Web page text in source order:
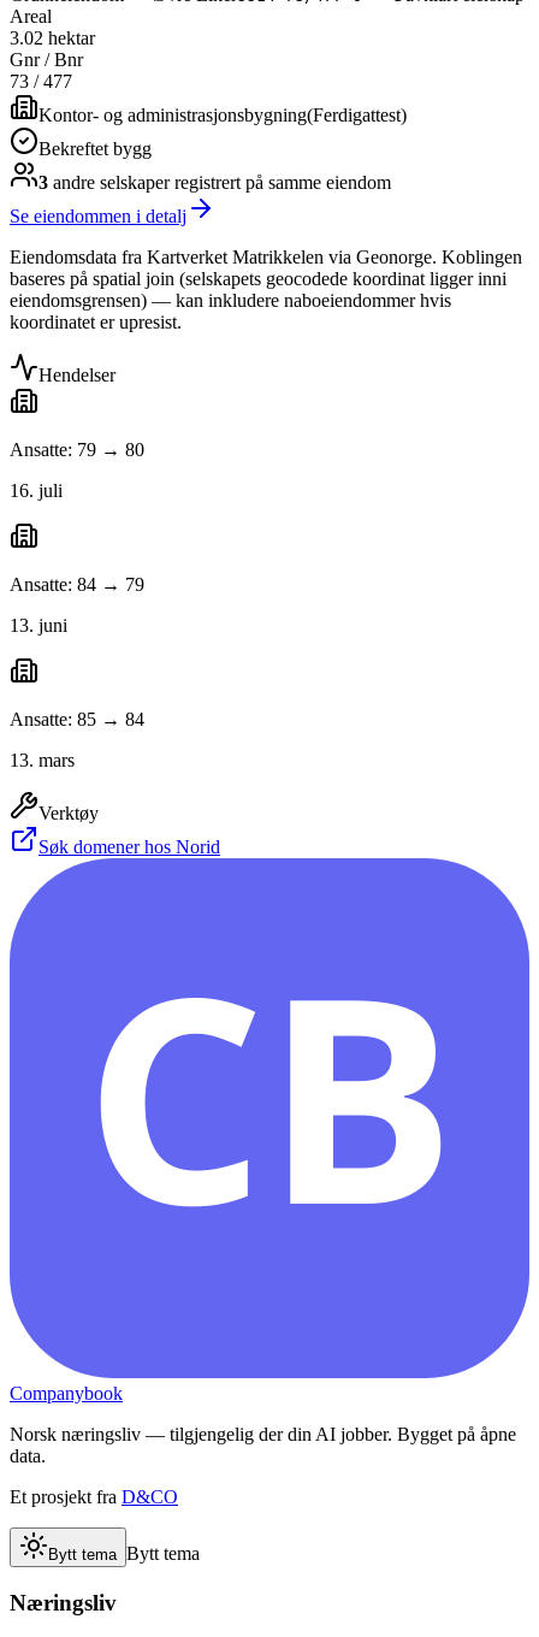
Areal
3.02 hektar
Gnr / Bnr
73 /477
Kontor- og administrasjonsbygning(Ferdigattest)
Bekreftet bygg
3 andre selskaperregistrert på samme eiendom
Se eiendommen i detalj
Eiendomsdata fra Kartverket Matrikkelen via Geonorge. Koblingen
baseres på spatial join (selskapets geocodede koordinat ligger inni
eiendomsgrensen) — kan inkludere naboeiendommer hvis
koordinatet er upresist.
Hendelser
Ansatte: 79 → 80
16. juli
Ansatte: 84 → 79
13. juni
Ansatte: 85 → 84
13. mars
Verktøy
Søk domener hos Norid
CB
Companybook
Norsk næringsliv — tilgjengelig der din AI jobber. Bygget på åpne
data.
Et prosjekt fra D&CO
Bytt tema Bytt tema
Næringsliv